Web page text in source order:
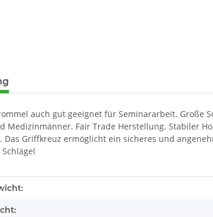
anzeigen
auch gut geeignet für Seminararbeit.
Medizinmänner. Fair Trade Herstellung. Stabiler
Das Griffkreuz ermöglicht ein sicheres und